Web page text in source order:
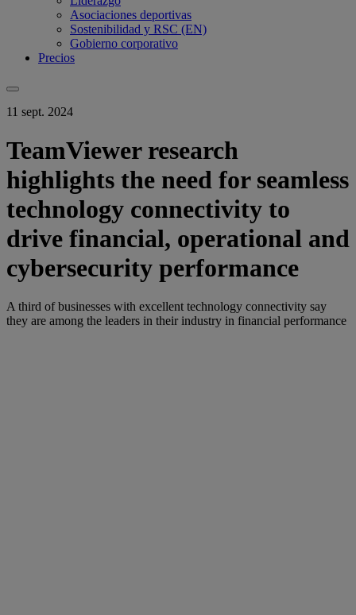
Asociaciones deportivas
Sostenibilidad y RSC (EN)
Gobierno corporativo
Precios
11 sept. 2024
TeamViewer research
highlights the need for seamless
technology connectivity to
drive financial, operational and
cybersecurity performance
A third of businesses with excellent technology connectivity say
they are among the leaders in their industry in financial performance